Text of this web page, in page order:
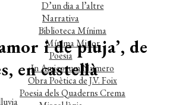
D’un dia a l’altre
Narrativa
Biblioteca Mínima
Mínima Minor
Poesia
In Amicorum Numero
Obra Poètica de J.V. Foix
Poesia dels Quaderns Crema
i de pluja’, de
en castellà